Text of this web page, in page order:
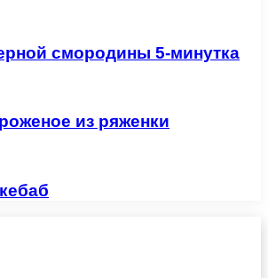
смородины 5-минутка
из ряженки